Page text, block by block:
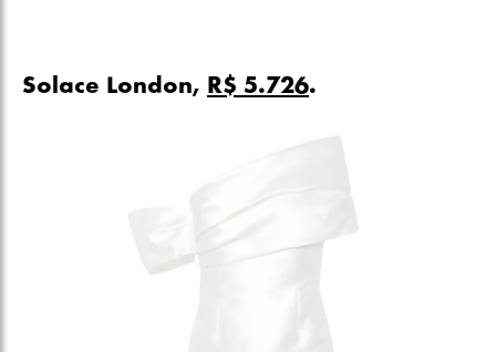
Solace London, R$ 5.726.